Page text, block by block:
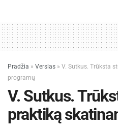
Pradžia » Verslas » V. Sutkus. Trūksta
programų
V. Sutkus.
praktiką